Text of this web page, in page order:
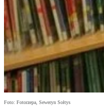
Foto: Fotorzepa, Seweryn Sołtys